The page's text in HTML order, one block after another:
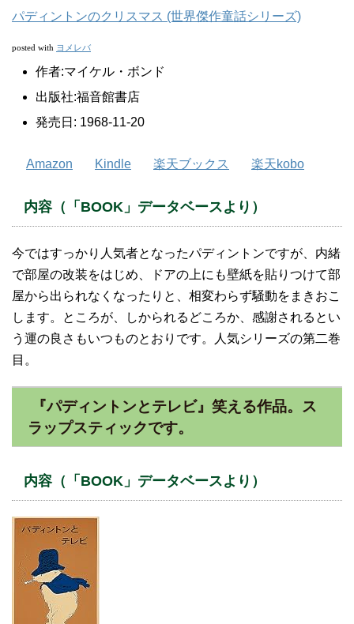
パディントンのクリスマス (世界傑作童話シリーズ)
posted with ヨメレバ
作者:マイケル・ボンド
出版社:福音館書店
発売日: 1968-11-20
Amazon Kindle 楽天ブックス 楽天kobo
内容（「BOOK」データベースより）
今ではすっかり人気者となったパディントンですが、内緒
で部屋の改装をはじめ、ドアの上にも壁紙を貼りつけて部
屋から出られなくなったりと、相変わらず騒動をまきおこ
します。ところが、しかられるどころか、感謝されるとい
う運の良さもいつものとおりです。人気シリーズの第二巻
目。
『パディントンとテレビ』笑える作品。ス
ラップスティックです。
内容（「BOOK」データベースより）